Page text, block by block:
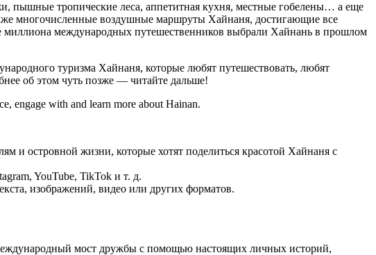
пышные тропические леса, аппетитная кухня, местные гобелены… а еще
многочисленные воздушные маршруты Хайнаня, достигающие все
международных путешественников выбрали Хайнань в прошлом
туризма Хайнаня, которые любят путешествовать, любят
об этом чуть позже — читайте дальше!
и островной жизни, которые хотят поделиться красотой Хайнаня с
YouTube, TikTok и т. д.
изображений, видео или других форматов.
мост дружбы с помощью настоящих личных историй,